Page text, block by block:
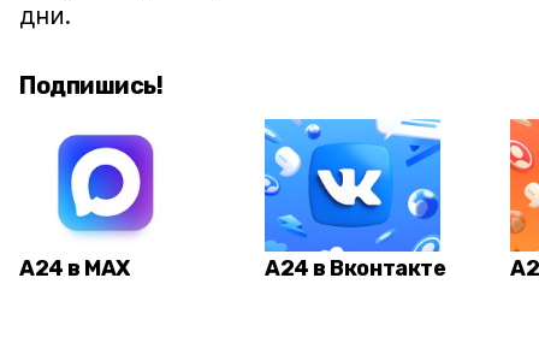
дни.
Подпишись!
А24 в MAX А24 в Вконтакте